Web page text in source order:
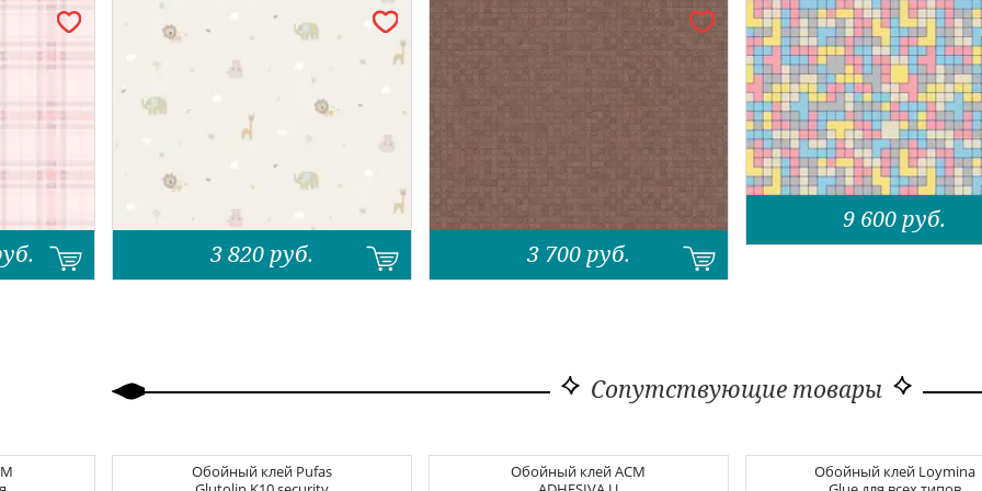
3 820 руб. 3 700 руб.
9 600 руб.
Сопутствующие товары
Обойный клей Pufas
Обойный клейACM
Обойный клей Loymina